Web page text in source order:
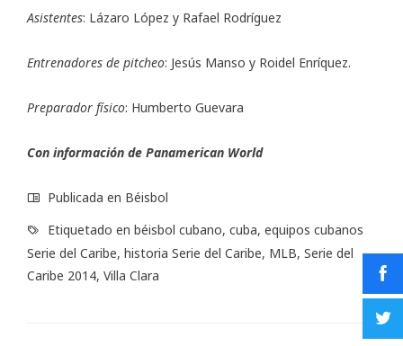
Asistentes: Lázaro López y Rafael Rodríguez
Entrenadores de pitcheo: Jesús Manso y Roidel Enríquez.
Preparador físico: Humberto Guevara
Con información de Panamerican World
Publicada en Béisbol
Etiquetado en béisbol cubano, cuba, equipos cubanos
Serie del Caribe, historia Serie del Caribe, MLB, Serie del
Caribe 2014, Villa Clara